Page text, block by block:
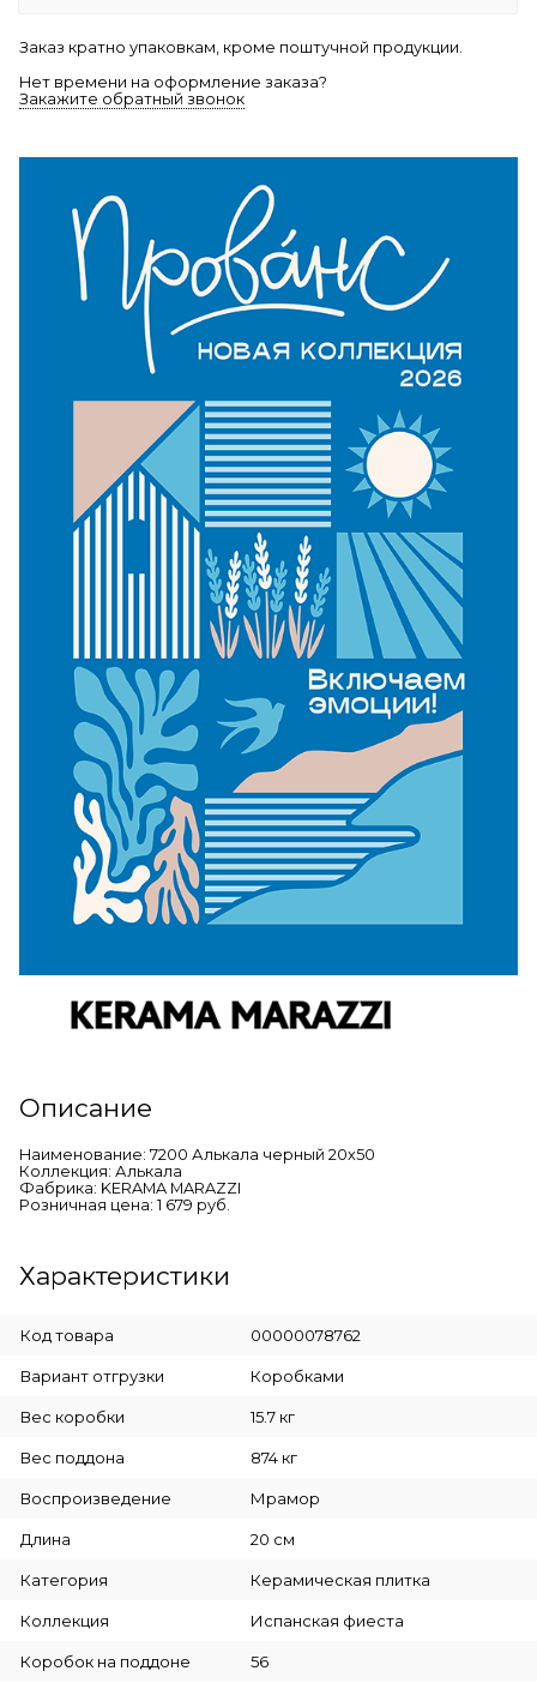
Заказ кратно упаковкам, кроме поштучной продукции.
Нет времени на оформление заказа?
Закажите обратный звонок
Описание
Наименование: 7200 Алькала черный 20х50
Коллекция: Алькала
Фабрика: KERAMA MARAZZI
Розничная цена: 1 679 руб.
Характеристики
Код товара 00000078762
Вариант отгрузки Коробками
Вес коробки 15.7 кг
Вес поддона 874 кг
Воспроизведение Мрамор
Длина 20 см
Категория Керамическая плитка
Коллекция Испанская фиеста
Коробок на поддоне 56